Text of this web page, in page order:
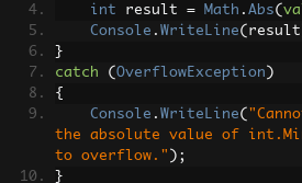
int result = Math . Abs(
Console . WriteLine( result
}
catch
( OverflowException )
{
Console . WriteLine(
the absolute value of
to overflow." );
}